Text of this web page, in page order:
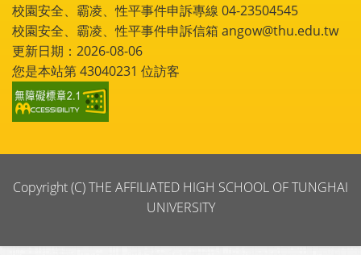
校園安全、霸凌、性平事件申訴專線 04-23504545
校園安全、霸凌、性平事件申訴信箱 angow@thu.edu.tw
更新日期：2026-08-06
您是本站第43040231 位訪客
Copyright (C) THE AFFILIATED HIGH SCHOOL OF TUNGHAI
UNIVERSITY